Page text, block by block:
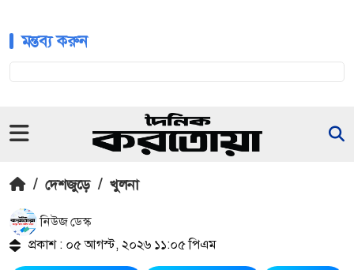
মন্তব্য করুন
/ দেশজুড়ে / খুলনা
নিউজ ডেস্ক
প্রকাশ : ০৫ আগস্ট, ২০২৬ ১১:০৫ পিএম